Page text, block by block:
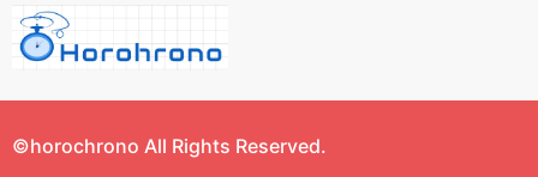
©horochrono All Rights Reserved.